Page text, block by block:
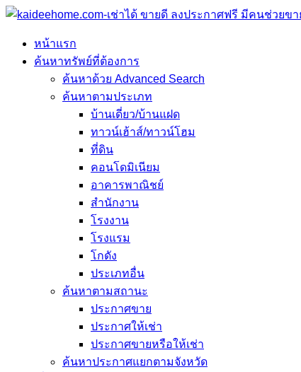
หน้าแรก
ค้นหาทรัพย์ที่ต้องการ
ค้นหาด้วย Advanced Search
ค้นหาตามประเภท
บ้านเดี่ยว/บ้านแฝด
ทาวน์เฮ้าส์/ทาวน์โฮม
ที่ดิน
คอนโดมิเนียม
อาคารพาณิชย์
สำนักงาน
โรงงาน
โรงแรม
โกดัง
ประเภทอื่น
ค้นหาตามสถานะ
ประกาศขาย
ประกาศให้เช่า
ประกาศขายหรือให้เช่า
ค้นหาประกาศแยกตามจังหวัด